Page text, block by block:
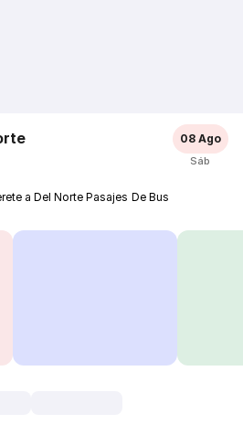
08 Ago
Sáb
a Del Norte Pasajes De Bus